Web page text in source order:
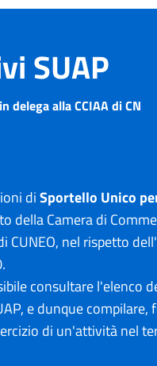
SUAP
delega alla CCIAA di CN
diSportello Unico
della Camera di
CUNEO, nel rispetto
consultare l'elenco
e dunque compilare,
di un'attività nel